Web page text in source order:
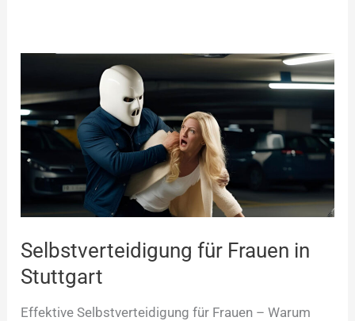
Selbstverteidigung für Frauen in
Stuttgart
Effektive Selbstverteidigung für Frauen – Warum
Selbstverteidigung
Frauen
Stuttgart